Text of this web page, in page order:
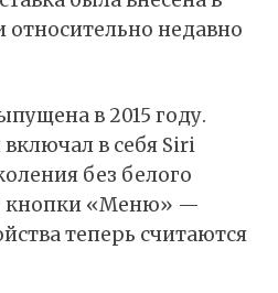
относительно недавно
в 2015 году.
в себя Siri
без белого
кнопки «Меню» —
теперь считаются